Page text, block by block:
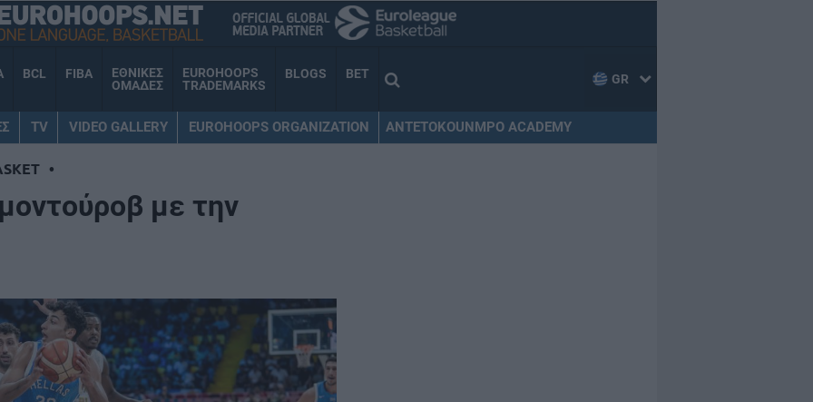
BCL FIBA
ΕΘΝΙΚΕΣ
ΟΜΑΔΕΣ
EUROHOOPS
TRADEMARKS
BLOGS BET GR
TV VIDEO GALLERY EUROHOOPS ORGANIZATION ANTETOKOUNMPO ACADEMY
•
με την